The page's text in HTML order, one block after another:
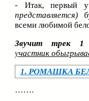
- Итак, первый
представляется)
всеми любимой
Звучит трек 1
участник
1. РОМАШКА
…….